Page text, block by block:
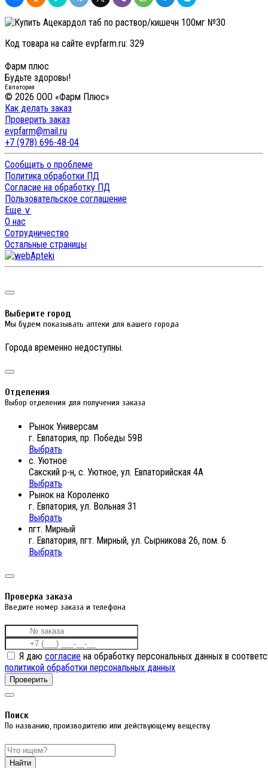
Код товара на сайте evpfarm.ru: 329
Фарм плюс
Будьте здоровы!
Евпатория
© 2026 ООО «Фарм Плюс»
Как делать заказ
Проверить заказ
evpfarm@mail.ru
+7 (978) 696-48-04
Сообщить о проблеме
Политика обработки ПД
Согласие на обработку ПД
Пользовательское соглашение
Еще ∨
О нас
Сотрудничество
Остальные страницы
Выберите город
Мы будем показывать аптеки для вашего города
Города временно недоступны.
Отделения
Выбор отделения для получения заказа
Рынок Универсам
г. Евпатория, пр. Победы 59В
Выбрать
с. Уютное
Сакский р-н, с. Уютное, ул. Евпаторийская 4А
Выбрать
Рынок на Короленко
г. Евпатория, ул. Вольная 31
Выбрать
пгт. Мирный
г. Евпатория, пгт. Мирный, ул. Сырникова 26, пом. 6
Выбрать
Проверка заказа
Введите номер заказа и телефона
Я даю согласие на обработку персональных данных в
политикой обработки персональных данных
Проверить
Поиск
По названию, производителю или действующему веществу
Найти